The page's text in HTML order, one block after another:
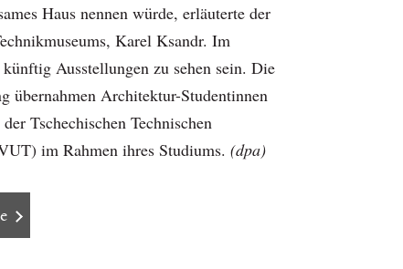
Haus nennen würde, erläuterte der
Karel Ksandr. Im
Ausstellungen zu sehen sein. Die
übernahmen Architektur-Studentinnen
Tschechischen Technischen
im Rahmen ihres Studiums. (dpa)